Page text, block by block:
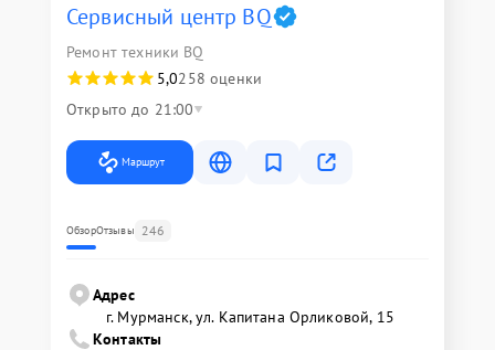
Сервисный центр BQ
Ремонт техники BQ
5,0258 оценки
Открыто до 21:00
Маршрут
ОбзорОтзывы 246
Адрес
г. Мурманск, ул. Капитана Орликовой, 15
Контакты